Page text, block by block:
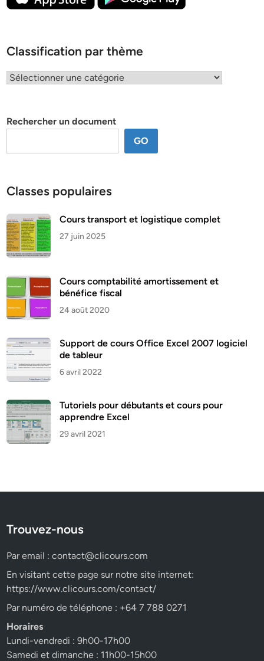
Classification par thème
Classification
Rechercher un document
GO
Classes populaires
Cours transport et logistique complet
27 juin 2025
Cours comptabilité amortissement et
bénéfice fiscal
24 août 2020
Support de cours Office Excel 2007 logiciel
de tableur
6 avril 2022
Tutoriels pour débutants et cours pour
apprendre Excel
29 avril 2021
Trouvez-nous
Par email :contact@clicours.com
En visitant cette page sur notre site internet:
https://www.clicours.com/contact/
Par numéro de téléphone : +64 7 788 0271
Horaires
Lundi-vendredi : 9h00-17h00
Samedi et dimanche : 11h00-15h00